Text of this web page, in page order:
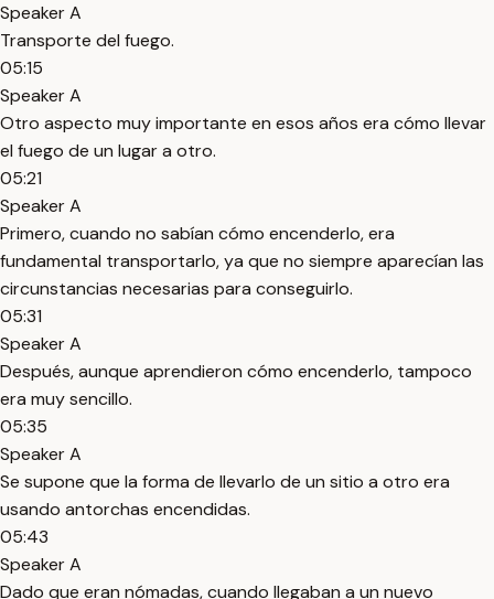
Speaker A
Transporte del fuego.
05:15
Speaker A
Otro aspecto muy importante en esos años era cómo llevar
el fuego de un lugar a otro.
05:21
Speaker A
Primero, cuando no sabían cómo encenderlo, era
fundamental transportarlo, ya que no siempre aparecían las
circunstancias necesarias para conseguirlo.
05:31
Speaker A
Después, aunque aprendieron cómo encenderlo, tampoco
era muy sencillo.
05:35
Speaker A
Se supone que la forma de llevarlo de un sitio a otro era
usando antorchas encendidas.
05:43
Speaker A
Dado que eran nómadas, cuando llegaban a un nuevo